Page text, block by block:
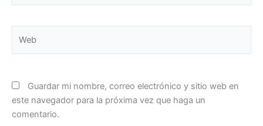
Guardar mi nombre, correo electrónico y sitio web en
este navegador para la próxima vez que haga un
comentario.